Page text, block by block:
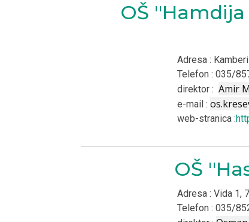
OŠ
Adresa :
Telefon : 035/
direktor :Amir
e-mail :
web-stranica :
OŠ
Adresa : Vida 1,
Telefon : 035/